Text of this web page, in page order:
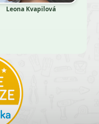
Leona Kvapilová